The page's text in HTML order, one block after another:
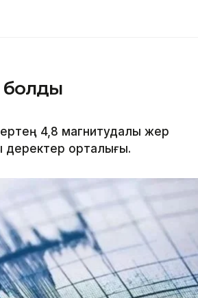
болды
4,8 магнитудалы жер
деректер орталығы.